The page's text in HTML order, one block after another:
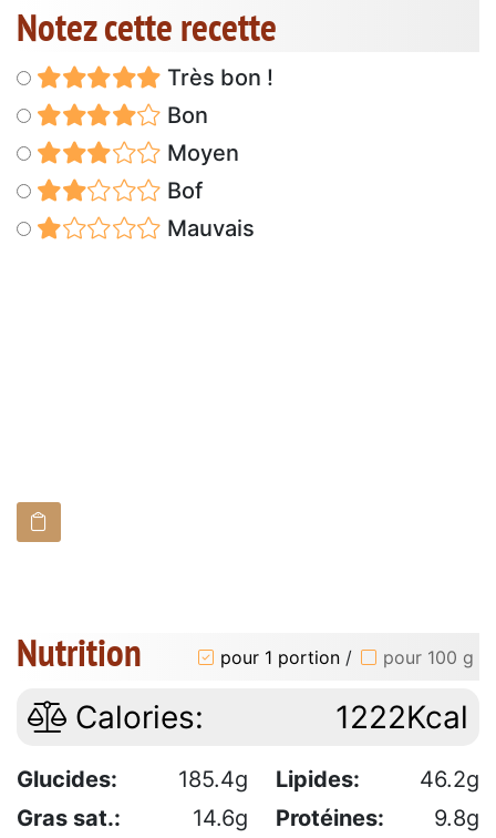
Notez cette recette
Très bon !
Bon
Moyen
Bof
Mauvais
Nutrition pour 1 portion / pour 100 g
Calories: 1222Kcal
Glucides: 185.4g Lipides:
46.2g
Gras sat.:
14.6g Protéines:
9.8g